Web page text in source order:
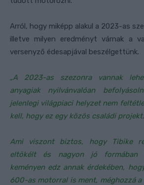
Arról, hogy miképp alakul a 2023-as
illetve milyen eredményt várnak a
versenyző édesapjával beszélgettünk.
„A 2023-as szezonra vannak
anyagiak nyilvánvalóan
jelenlegi világpiaci helyzet nem
kell, hogy ez egy közös családi projekt.
Ami viszont biztos, hogy Tibike
eltökélt és nagyon jó formában
keményen edz annak érdekében,
600-as motorral is ment, méghozzá a